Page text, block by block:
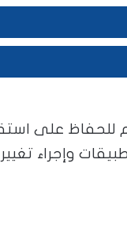
على
وإجراء